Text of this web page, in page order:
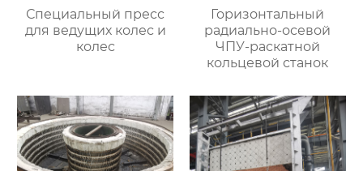
Специальный пресс
для ведущих колес и
колес
Горизонтальный
радиально-осевой
ЧПУ-раскатной
кольцевой станок